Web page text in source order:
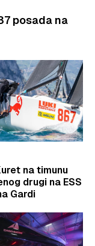
posada na
na timunu
drugi na ESS
Gardi